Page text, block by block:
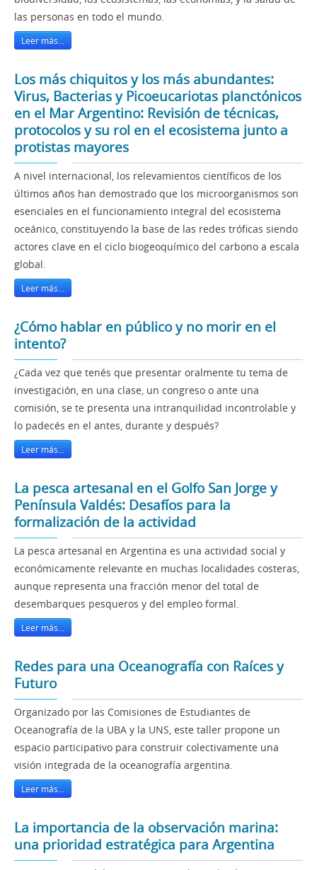
las personas en todo el mundo.
Leer más...
Los más chiquitos y los más abundantes:
Virus, Bacterias y Picoeucariotas planctónicos
en el Mar Argentino: Revisión de técnicas,
protocolos y su rol en el ecosistema junto a
protistas mayores
A nivel internacional, los relevamientos científicos de los
últimos años han demostrado que los microorganismos son
esenciales en el funcionamiento integral del ecosistema
oceánico, constituyendo la base de las redes tróficas siendo
actores clave en el ciclo biogeoquímico del carbono a escala
global.
Leer más...
¿Cómo hablar en público y no morir en el
intento?
¿Cada vez que tenés que presentar oralmente tu tema de
investigación, en una clase, un congreso o ante una
comisión, se te presenta una intranquilidad incontrolable y
lo padecés en el antes, durante y después?
Leer más...
La pesca artesanal en el Golfo San Jorge y
Península Valdés: Desafíos para la
formalización de la actividad
La pesca artesanal en Argentina es una actividad social y
económicamente relevante en muchas localidades costeras,
aunque representa una fracción menor del total de
desembarques pesqueros y del empleo formal.
Leer más...
Redes para una Oceanografía con Raíces y
Futuro
Organizado por las Comisiones de Estudiantes de
Oceanografía de la UBA y la UNS, este taller propone un
espacio participativo para construir colectivamente una
visión integrada de la oceanografía argentina.
Leer más...
La importancia de la observación marina:
una prioridad estratégica para Argentina